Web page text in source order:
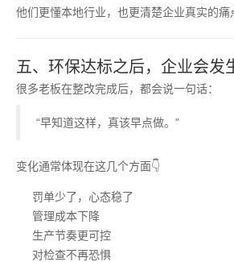
他们更懂本地行业，也更清楚企业真实的痛
五、环保达标之后，企业会发
很多老板在整改完成后，都会说一句话：
“早知道这样，真该早点做。”
变化通常体现在这几个方面👇
罚单少了，心态稳了
管理成本下降
生产节奏更可控
对检查不再恐惧